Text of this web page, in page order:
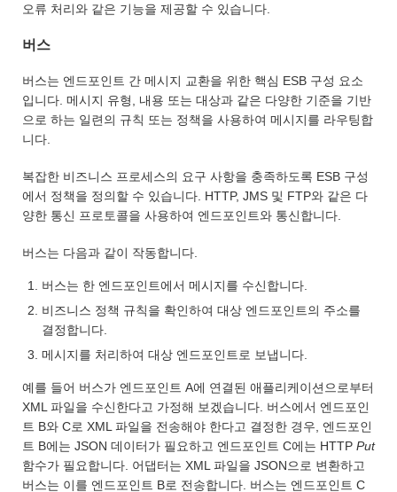
오류 처리와 같은 기능을 제공할 수 있습니다.
버스
버스는 엔드포인트 간 메시지 교환을 위한 핵심 ESB 구성 요소
입니다. 메시지 유형, 내용 또는 대상과 같은 다양한 기준을 기반
으로 하는 일련의 규칙 또는 정책을 사용하여 메시지를 라우팅합
니다.
복잡한 비즈니스 프로세스의 요구 사항을 충족하도록 ESB 구성
에서 정책을 정의할 수 있습니다. HTTP, JMS 및 FTP와 같은 다
양한 통신 프로토콜을 사용하여 엔드포인트와 통신합니다.
버스는 다음과 같이 작동합니다.
버스는 한 엔드포인트에서 메시지를 수신합니다.
비즈니스 정책 규칙을 확인하여 대상 엔드포인트의 주소를
결정합니다.
메시지를 처리하여 대상 엔드포인트로 보냅니다.
예를 들어 버스가 엔드포인트 A에 연결된 애플리케이션으로부터
XML 파일을 수신한다고 가정해 보겠습니다. 버스에서 엔드포인
트 B와 C로 XML 파일을 전송해야 한다고 결정한 경우, 엔드포인
트 B에는 JSON 데이터가 필요하고 엔드포인트 C에는 HTTP Put
함수가 필요합니다. 어댑터는 XML 파일을 JSON으로 변환하고
버스는 이를 엔드포인트 B로 전송합니다. 버스는 엔드포인트 C